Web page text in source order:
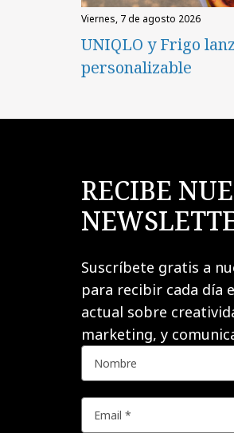
viernes, 7 de agosto 2026
UNIQLO y Frigo
personalizable
RECIBE
Suscríbete gratis a
para recibir cada día
actual sobre
marketing, y